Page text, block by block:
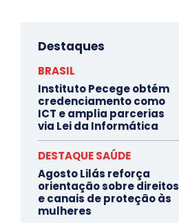
Destaques
BRASIL
Instituto Pecege obtém
credenciamento como
ICT e amplia parcerias
via Lei da Informática
DESTAQUE SAÚDE
Agosto Lilás reforça
orientação sobre direitos
e canais de proteção às
mulheres